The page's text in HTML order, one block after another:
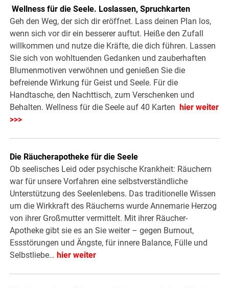
.Wellness für die Seele. Loslassen, Spruchkarten
Geh den Weg, der sich dir eröffnet. Lass deinen Plan los,
wenn sich vor dir ein besserer auftut. Heiße den Zufall
willkommen und nutze die Kräfte, die dich führen. Lassen
Sie sich von wohltuenden Gedanken und zauberhaften
Blumenmotiven verwöhnen und genießen Sie die
befreiende Wirkung für Geist und Seele. Für die
Handtasche, den Nachttisch, zum Verschenken und
Behalten. Wellness für die Seele auf 40 Karten
hier weiter
>>>
Die Räucherapotheke für die Seele
Ob seelisches Leid oder psychische Krankheit: Räuchern
war für unsere Vorfahren eine selbstverständliche
Unterstützung des Seelenlebens. Das traditionelle Wissen
um die Wirkkraft des Räucherns wurde Annemarie Herzog
von ihrer Großmutter vermittelt. Mit ihrer Räucher-
Apotheke gibt sie es an Sie weiter – gegen Burnout,
Essstörungen und Ängste, für innere Balance, Fülle und
Selbstliebe… hier weiter